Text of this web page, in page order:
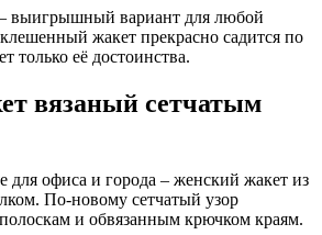
выигрышный вариант для любой
жакет прекрасно садится по
только её достоинства.
вязаный сетчатым
для офиса и города – женский жакет из
По-новому сетчатый узор
и обвязанным крючком краям.